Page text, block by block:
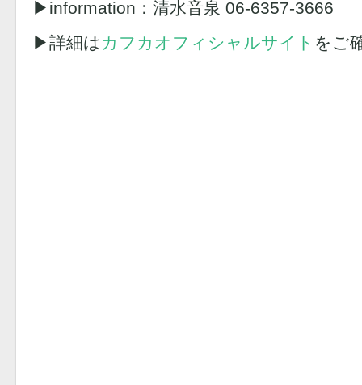
▶︎information：清水音泉 06-6357-3666
▶︎詳細は カフカオフィシャルサイト をご